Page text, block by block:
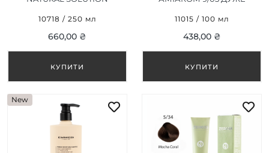
SHAMPOO 250 ML
10718 / 250 мл
660,00 ₴
БЛОНД/VERY LIGHT NAT
MEDITER BLONDE 100ML
11015 / 100 мл
438,00 ₴
New